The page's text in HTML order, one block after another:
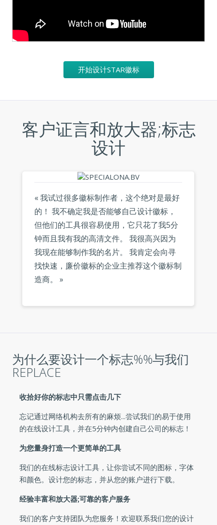
开始设计STAR徽标
客户证言和放大器;标志
设计
« 我试过很多徽标制作者，这个绝对是最好
的！ 我不确定我是否能够自己设计徽标，
但他们的工具很容易使用，它只花了我5分
钟而且我有我的高清文件。 我很高兴因为
我现在能够制作我的名片。 我肯定会向寻
找快速，廉价徽标的企业主推荐这个徽标制
造商。 »
为什么要设计一个标志%%与我们
REPLACE
收拾好你的标志中只需点击几下
忘记通过网络机构去所有的麻烦...尝试我们的易于使用
的在线设计工具，并在5分钟内创建自己公司的标志！
为您量身打造一个更简单的工具
我们的在线标志设计工具，让你尝试不同的图标，字体
和颜色。设计您的标志，并从您的账户进行下载。
经验丰富和放大器;可靠的客户服务
我们的客户支持团队为您服务！欢迎联系我们您的设计